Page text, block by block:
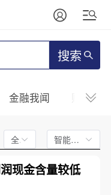
搜索
金融我闻 财新
全文 智能排序
现金含量较低